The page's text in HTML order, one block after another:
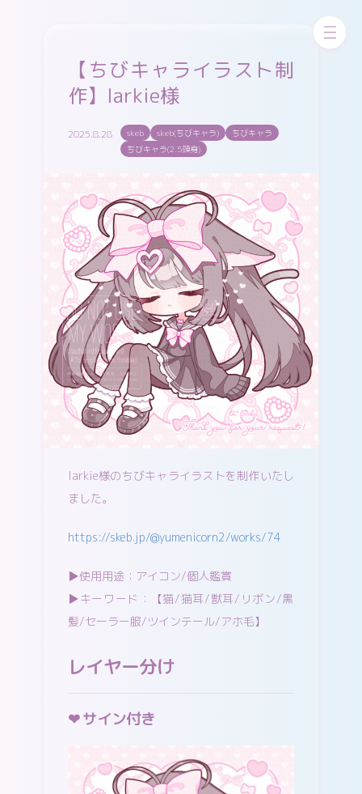
pixivFANBOX WORKS GALLERY
X（twitter） Cara Instagram
pixiv misskey Bluesky
【ちびキャライラスト制
作】larkie様
2025.8.28 skeb skeb(ちびキャラ)
ちびキャラ
ちびキャラ(2.5頭身)
larkie様のちびキャライラストを制作いたし
ました。
https://skeb.jp/@yumenicorn2/works/74
▶︎使用用途：アイコン/個人鑑賞
▶︎キーワード：【猫/猫耳/獣耳/リボン/黒
髪/セーラー服/ツインテール/アホ毛】
レイヤー分け
サイン付き